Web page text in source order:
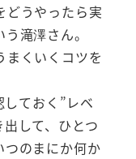
どうやったら実
滝澤さん。
まくいくコツを
ておく”レベ
して、ひとつ
つのまにか何か